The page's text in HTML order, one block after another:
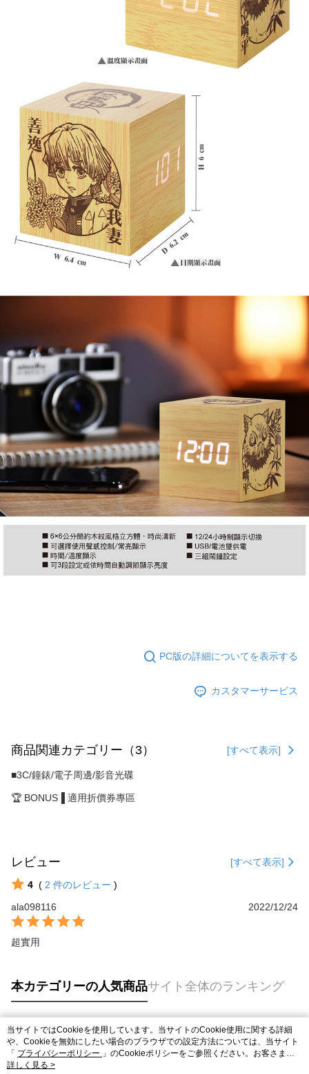
PC版の詳細についてを表示する
カスタマーサービス
商品関連カテゴリー（3） [すべて表示]
■3C/鐘錶/電子周邊/影音光碟
🏆 BONUS▐ 適用折價券專區
レビュー [すべて表示]
4 ( 2 件のレビュー )
ala098116
2022/12/24
超實用
本カテゴリーの人気商品サイト全体のランキング
人気タグ
当サイトではCookieを使用しています。当サイトのCookie使用に関する詳細
や、Cookieを無効にしたい場合のブラウザでの設定方法については、当サイト
「 プライバシーポリシー 」のCookieポリシーをご参照ください。お客さま
が、当サイトを引き続き使用される場合、当社がサイト利用規約のCookieポリ
詳しく見る >